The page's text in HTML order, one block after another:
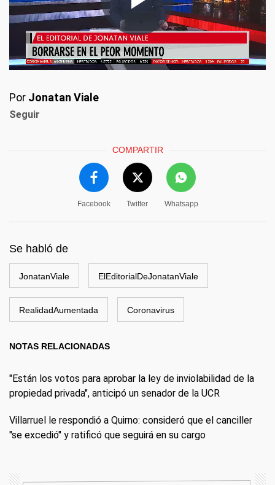
Por Jonatan Viale
Seguir
COMPARTIR
Facebook Twitter Whatsapp
Se habló de
JonatanViale ElEditorialDeJonatanViale
RealidadAumentada Coronavirus
NOTAS RELACIONADAS
"Están los votos para aprobar la ley de inviolabilidad de la
propiedad privada", anticipó un senador de la UCR
Villarruel le respondió a Quirno: consideró que el canciller
"se excedió" y ratificó que seguirá en su cargo